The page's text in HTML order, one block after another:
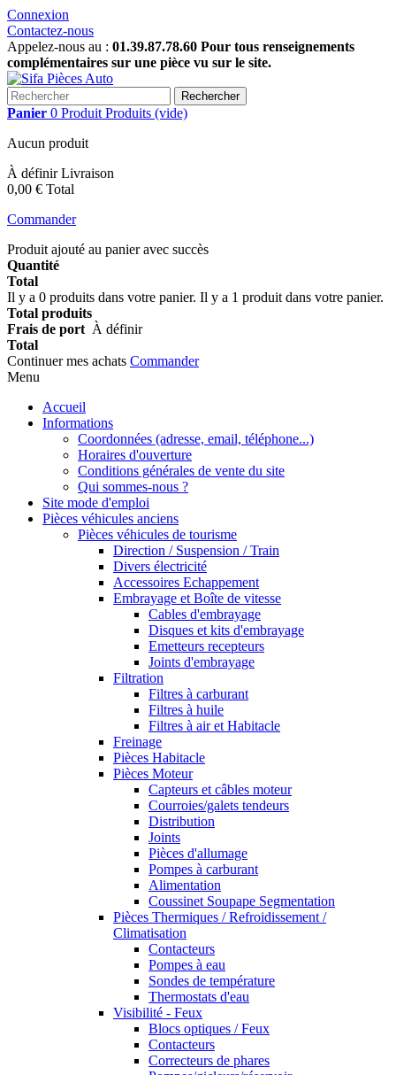
Connexion
Contactez-nous
Appelez-nous au : 01.39.87.78.60 Pour tous renseignements
complémentaires sur une pièce vu sur le site.
Rechercher
Panier 0 Produit Produits (vide)
Aucun produit
À définirLivraison
0,00 € Total
Commander
Produit ajouté au panier avec succès
Quantité
Total
Il y a 0 produits dans votre panier. Il y a 1 produit dans votre panier.
Total produits
Frais de port À définir
Total
Continuer mes achats Commander
Menu
Accueil
Informations
Coordonnées (adresse, email, téléphone...)
Horaires d'ouverture
Conditions générales de vente du site
Qui sommes-nous ?
Site mode d'emploi
Pièces véhicules anciens
Pièces véhicules de tourisme
Direction / Suspension / Train
Divers électricité
Accessoires Echappement
Embrayage et Boîte de vitesse
Cables d'embrayage
Disques et kits d'embrayage
Emetteurs recepteurs
Joints d'embrayage
Filtration
Filtres à carburant
Filtres à huile
Filtres à air et Habitacle
Freinage
Pièces Habitacle
Pièces Moteur
Capteurs et câbles moteur
Courroies/galets tendeurs
Distribution
Joints
Pièces d'allumage
Pompes à carburant
Alimentation
Coussinet Soupape Segmentation
Pièces Thermiques / Refroidissement /
Climatisation
Contacteurs
Pompes à eau
Sondes de température
Thermostats d'eau
Visibilité - Feux
Blocs optiques / Feux
Contacteurs
Correcteurs de phares